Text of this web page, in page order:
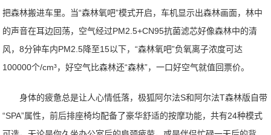
把森林搬进车里。当“森林氧吧”模式开启，车机显示出森林画面，林中
的声音在耳边回荡，空气经过PM2.5+CN95抗菌滤芯好像森林中的清
风，8分钟车内PM2.5降至15以下，“森林氧吧”负氧离子浓度可达
100000个/cm³，好空气比森林还“森林”，一口好空气就值回票价。
身体的疲惫总是让人心情低落，极狐阿尔法S和阿尔法T森林版自带
“SPA”属性，前后排座椅均配备了豪华舒适的按摩功能，共有24种模式